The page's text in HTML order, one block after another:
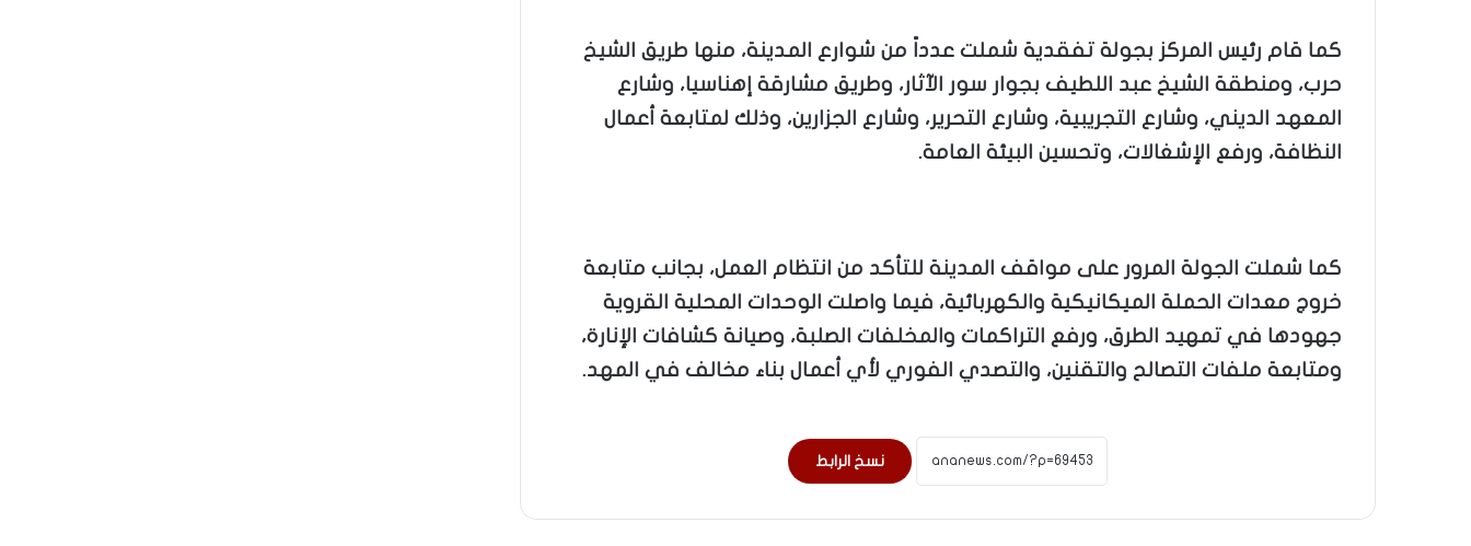
كما قام رئيس المركز بجولة تفقدية شملت عدداً من شوارع المدينة، منها طريق الشيخ
حرب، ومنطقة الشيخ عبد اللطيف بجوار سور الآثار، وطريق مشارقة إهناسيا، وشارع
المعهد الديني، وشارع التجريبية، وشارع التحرير، وشارع الجزارين، وذلك لمتابعة أعمال
النظافة، ورفع الإشغالات، وتحسين البيئة العامة.
كما شملت الجولة المرور على مواقف المدينة للتأكد من انتظام العمل، بجانب متابعة
خروج معدات الحملة الميكانيكية والكهربائية، فيما واصلت الوحدات المحلية القروية
جهودها في تمهيد الطرق، ورفع التراكمات والمخلفات الصلبة، وصيانة كشافات الإنارة،
ومتابعة ملفات التصالح والتقنين، والتصدي الفوري لأي أعمال بناء مخالف في المهد.
نسخ الرابط